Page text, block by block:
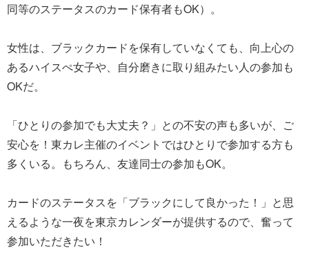
同等のステータスのカード保有者もOK）。
女性は、ブラックカードを保有していなくても、向上心の
あるハイスぺ女子や、自分磨きに取り組みたい人の参加も
OKだ。
「ひとりの参加でも大丈夫？」との不安の声も多いが、ご
安心を！東カレ主催のイベントではひとりで参加する方も
多くいる。もちろん、友達同士の参加もOK。
カードのステータスを「ブラックにして良かった！」と思
えるような一夜を東京カレンダーが提供するので、奮って
参加いただきたい！